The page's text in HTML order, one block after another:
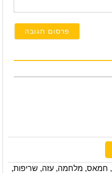
, חמאס, מלחמה, עזה, שריפות,